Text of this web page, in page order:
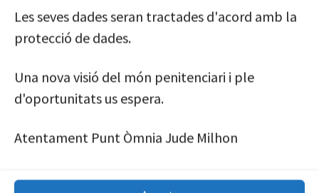
Les seves dades seran tractades d'acord amb la
protecció de dades.
Una nova visió del món penitenciari i ple
d'oportunitats us espera.
Atentament Punt Òmnia Jude Milhon
[…]
Nous Artistes, Nous temes
underground